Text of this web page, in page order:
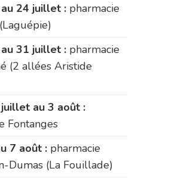
24 juillet : pharmacie
31 juillet : pharmacie
(2 allées Aristide
au 3 août :
Fontanges
7 août : pharmacie
Dumas (La Fouillade)